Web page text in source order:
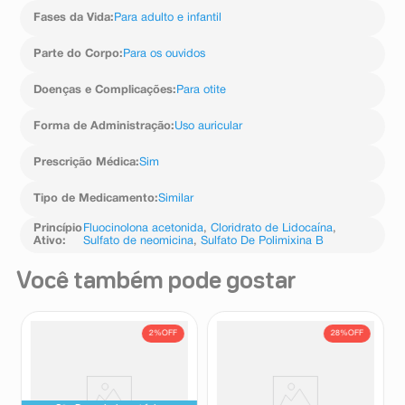
epigástrica (no estômago) e na parte superior do
dimorfismo facial (deformação da face). Têm sido
tópico de neomicina. Informe ao seu médico, cirurgião-
indesejáveis pelo uso do medicamento. Informe
atendimento.
Fases da Vida: Para adulto e infantil
Parte do Corpo: Para os ouvidos
Doenças e Complicações: Para otite
Forma de Administração:Uso auricular
Prescrição Médica:Sim
Tipo de Medicamento:Similar
Princípio
Ativo:
Fluocinolona acetonida, Cloridrato de Lidocaína,
Sulfato de neomicina, Sulfato De Polimixina B
Você também pode gostar
2%OFF 28%OFF